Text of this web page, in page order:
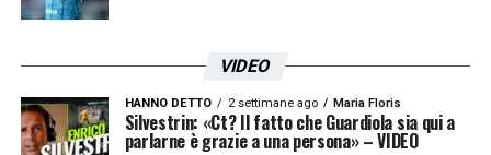
VIDEO
HANNO DETTO 2 settimane ago Maria Floris
Silvestrin: «Ct? Il fatto che Guardiola sia qui a
parlarne è grazie a una persona» – VIDEO